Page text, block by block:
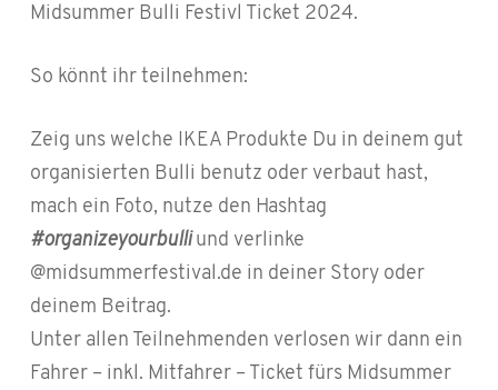
Midsummer Bulli Festivl Ticket 2024.
So könnt ihr teilnehmen:
Zeig uns welche IKEA Produkte Du in deinem gut
organisierten Bulli benutz oder verbaut hast,
mach ein Foto, nutze den Hashtag
#organizeyourbulliund verlinke
@midsummerfestival.de in deiner Story oder
deinem Beitrag.
Unter allen Teilnehmenden verlosen wir dann ein
Fahrer – inkl. Mitfahrer – Ticket fürs Midsummer